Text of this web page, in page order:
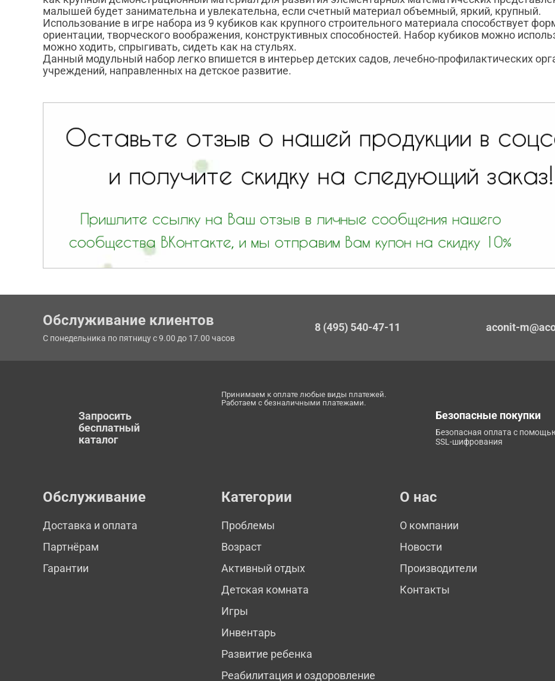
малышей будет занимательна и увлекательна, если счетный материал объемный, яркий, крупный.
Использование в игре набора из 9 кубиков как крупного строительного материала способствует
ориентации, творческого воображения, конструктивных способностей. Набор кубиков можно
можно ходить, спрыгивать, сидеть как на стульях.
Данный модульный набор легко впишется в интерьер детских садов, лечебно-профилактических
учреждений, направленных на детское развитие.
Обслуживание клиентов
С понедельника по пятницу с 9.00 до 17.00 часов
8 (495) 540-47-11 aconit-
Запросить
бесплатный
каталог
Принимаем к оплате любые виды платежей.
Работаем с безналичными платежами.
Безопасные покупки
Безопасная оплата с
SSL-шифрования
Обслуживание
Доставка и оплата
Партнёрам
Гарантии
Категории
Проблемы
Возраст
Активный отдых
Детская комната
Игры
Инвентарь
Развитие ребенка
Реабилитация и оздоровление
О нас
О компании
Новости
Производители
Контакты